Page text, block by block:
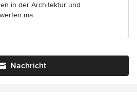
in der Architektur und
ma...
Nachricht